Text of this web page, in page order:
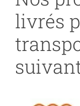
livrés